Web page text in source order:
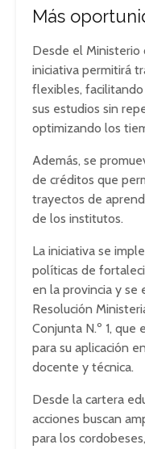
Más
Desde el Ministerio
iniciativa permitirá
flexibles,
sus estudios sin
optimizando los
Además, se
de créditos que
trayectos de
de los institutos.
La iniciativa se
políticas de
en la provincia y se
Resolución
Conjunta N.º 1,
para su aplicación
docente y técnica.
Desde la cartera
acciones buscan
para los